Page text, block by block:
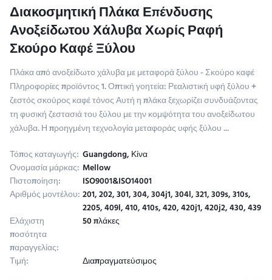
Διακοσμητική Πλάκα Επένδυσης
Ανοξείδωτου Χάλυβα Χωρίς Ραφή
Σκούρο Καφέ Ξύλου
Πλάκα από ανοξείδωτο χάλυβα με μεταφορά ξύλου - Σκούρο καφέ
Πληροφορίες προϊόντος 1. Οπτική γοητεία: Ρεαλιστική υφή ξύλου +
ζεστός σκούρος καφέ τόνος​ Αυτή η πλάκα ξεχωρίζει συνδυάζοντας
τη φυσική ζεστασιά του ξύλου με την κομψότητα του ανοξείδωτου
χάλυβα. Η προηγμένη τεχνολογία μεταφοράς υφής ξύλου ...
Τόπος καταγωγής: Guangdong, Κίνα
Ονομασία μάρκας: Mellow
Πιστοποίηση: ISO9001&ISO14001
Αριθμός μοντέλου:201, 202, 301, 304, 304j1, 304l, 321, 309s, 310s,
2205, 409l, 410, 410s, 420, 420j1, 420j2, 430, 439
Ελάχιστη
ποσότητα
παραγγελίας:
50 πλάκες
Τιμή: Διαπραγματεύσιμος